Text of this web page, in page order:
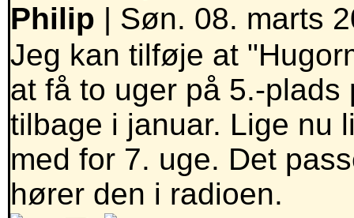
Philip | Søn. 08. marts
Jeg kan tilføje at
at få to uger på 5.-
tilbage i januar. Lige nu
med for 7. uge. Det
hører den i radioen.